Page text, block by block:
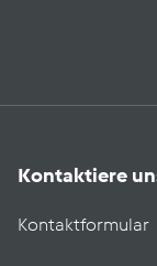
Kontaktiere
Kontaktformular